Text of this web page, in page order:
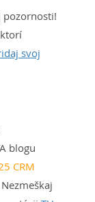
svoj
blogu
CRM